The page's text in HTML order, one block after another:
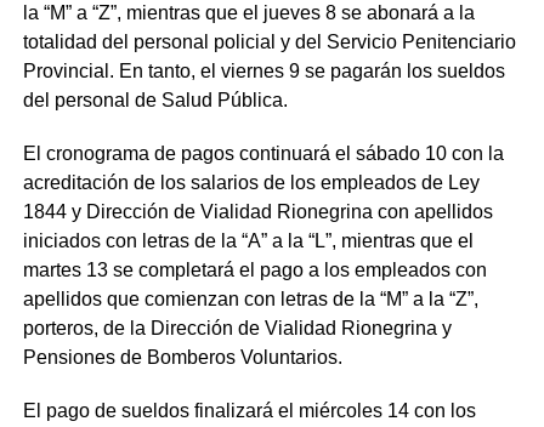
la “M” a “Z”, mientras que el jueves 8 se abonará a la
totalidad del personal policial y del Servicio Penitenciario
Provincial. En tanto, el viernes 9 se pagarán los sueldos
del personal de Salud Pública.
El cronograma de pagos continuará el sábado 10 con la
acreditación de los salarios de los empleados de Ley
1844 y Dirección de Vialidad Rionegrina con apellidos
iniciados con letras de la “A” a la “L”, mientras que el
martes 13 se completará el pago a los empleados con
apellidos que comienzan con letras de la “M” a la “Z”,
porteros, de la Dirección de Vialidad Rionegrina y
Pensiones de Bomberos Voluntarios.
El pago de sueldos finalizará el miércoles 14 con los